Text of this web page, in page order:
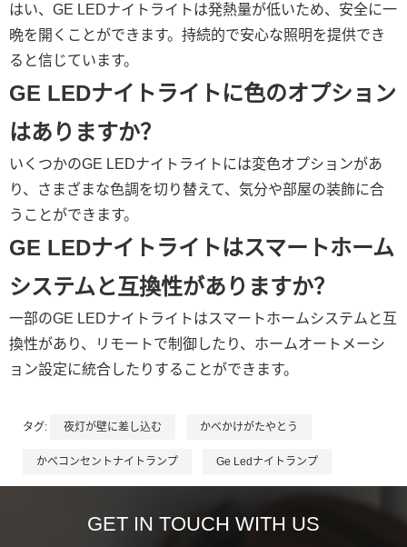
はい、GE LEDナイトライトは発熱量が低いため、安全に一
晩を開くことができます。持続的で安心な照明を提供でき
ると信じています。
GE LEDナイトライトに色のオプション
はありますか？
いくつかのGE LEDナイトライトには変色オプションがあ
り、さまざまな色調を切り替えて、気分や部屋の装飾に合
うことができます。
GE LEDナイトライトはスマートホーム
システムと互換性がありますか？
一部のGE LEDナイトライトはスマートホームシステムと互
換性があり、リモートで制御したり、ホームオートメーシ
ョン設定に統合したりすることができます。
タグ: 夜灯が壁に差し込む かべかけがたやとう
かべコンセントナイトランプ Ge Ledナイトランプ
GET IN TOUCH WITH US